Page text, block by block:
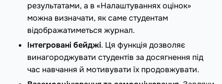
результатами, а в «Налаштуваннях оцінок»
можна визначати, як саме студентам
відображатиметься журнал.
Інтегровані бейджі. Ця функція дозволяє
винагороджувати студентів за досягнення під
час навчання й мотивувати їх продовжувати.